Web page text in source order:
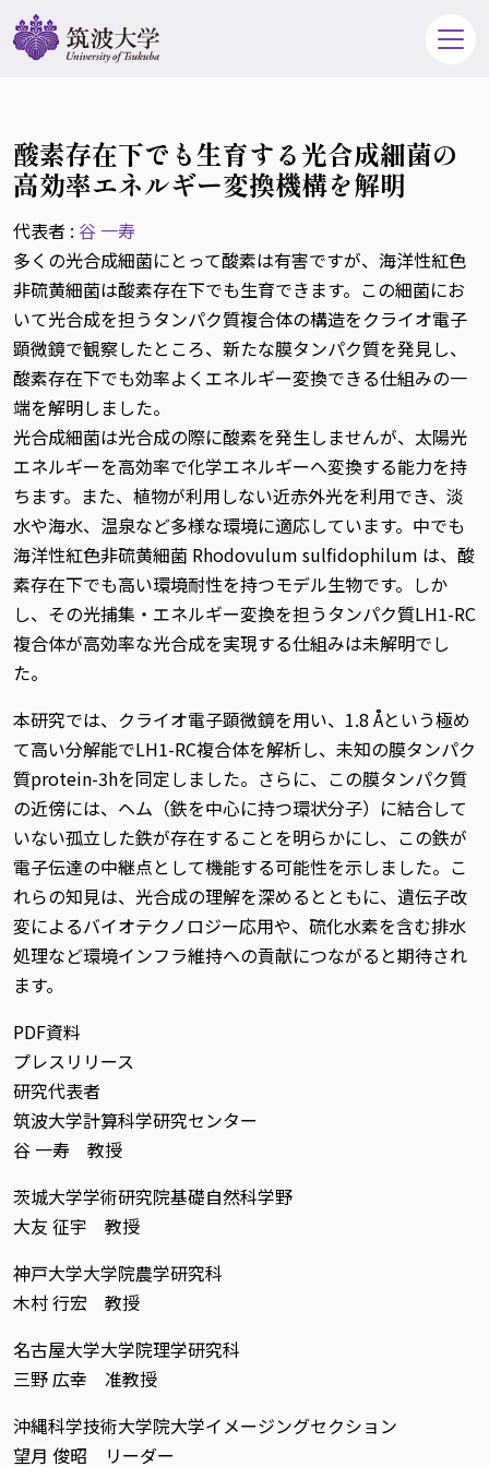
酸素存在下でも生育する光合成細菌の
高効率エネルギー変換機構を解明
代表者 : 谷 一寿
多くの光合成細菌にとって酸素は有害ですが、海洋性紅色
非硫黄細菌は酸素存在下でも生育できます。この細菌にお
いて光合成を担うタンパク質複合体の構造をクライオ電子
顕微鏡で観察したところ、新たな膜タンパク質を発見し、
酸素存在下でも効率よくエネルギー変換できる仕組みの一
端を解明しました。
光合成細菌は光合成の際に酸素を発生しませんが、太陽光
エネルギーを高効率で化学エネルギーへ変換する能力を持
ちます。また、植物が利用しない近赤外光を利用でき、淡
水や海水、温泉など多様な環境に適応しています。中でも
海洋性紅色非硫黄細菌 Rhodovulum sulfidophilum は、酸
素存在下でも高い環境耐性を持つモデル生物です。しか
し、その光捕集・エネルギー変換を担うタンパク質LH1-RC
複合体が高効率な光合成を実現する仕組みは未解明でし
た。
本研究では、クライオ電子顕微鏡を用い、1.8 Åという極め
て高い分解能でLH1-RC複合体を解析し、未知の膜タンパク
質protein-3hを同定しました。さらに、この膜タンパク質
の近傍には、ヘム（鉄を中心に持つ環状分子）に結合して
いない孤立した鉄が存在することを明らかにし、この鉄が
電子伝達の中継点として機能する可能性を示しました。こ
れらの知見は、光合成の理解を深めるとともに、遺伝子改
変によるバイオテクノロジー応用や、硫化水素を含む排水
処理など環境インフラ維持への貢献につながると期待され
ます。
PDF資料
プレスリリース
研究代表者
筑波大学計算科学研究センター
谷 一寿 教授
茨城大学学術研究院基礎自然科学野
大友 征宇 教授
神戸大学大学院農学研究科
木村 行宏 教授
名古屋大学大学院理学研究科
三野 広幸 准教授
沖縄科学技術大学院大学イメージングセクション
望月 俊昭 リーダー